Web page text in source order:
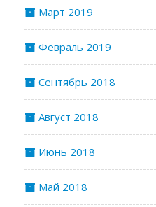
Март 2019
Февраль 2019
Сентябрь 2018
Август 2018
Июнь 2018
Май 2018